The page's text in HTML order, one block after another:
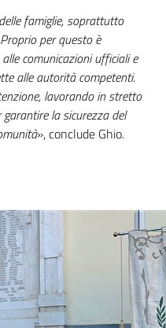
famiglie, soprattutto
per questo è
comunicazioni ufficiali e
alle autorità competenti.
lavorando in stretto
garantire la sicurezza del
», conclude Ghio.